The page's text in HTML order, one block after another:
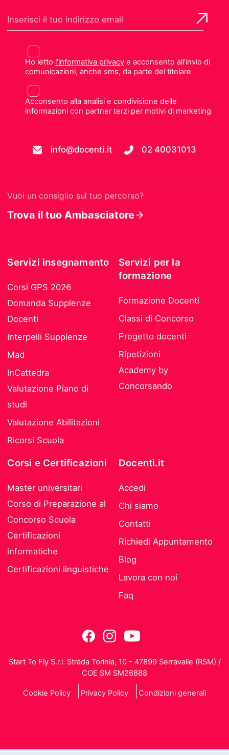
Ho letto l'informativa privacye acconsento all'invio di
comunicazioni, anche sms, da parte del titolare
Acconsento alla analisi e condivisione delle
informazioni con partner terzi per motivi di marketing
info@docenti.it 02 40031013
Vuoi un consiglio sul tuo percorso?
Trova il tuo Ambasciatore
Servizi insegnamento
Corsi GPS 2026
Domanda Supplenze
Docenti
Interpelli Supplenze
Mad
InCattedra
Valutazione Piano di
studi
Valutazione Abilitazioni
Ricorsi Scuola
Servizi per la
formazione
Formazione Docenti
Classi di Concorso
Progetto docenti
Ripetizioni
Academy by
Concorsando
Corsi e Certificazioni
Master universitari
Corso di Preparazione al
Concorso Scuola
Certificazioni
informatiche
Certificazioni linguistiche
Docenti.it
Accedi
Chi siamo
Contatti
Richiedi Appuntamento
Blog
Lavora con noi
Faq
Start To Fly S.r.l. Strada Torinia, 10 - 47899 Serravalle (RSM) /
COE SM SM26888
Cookie Policy Privacy Policy Condizioni generali